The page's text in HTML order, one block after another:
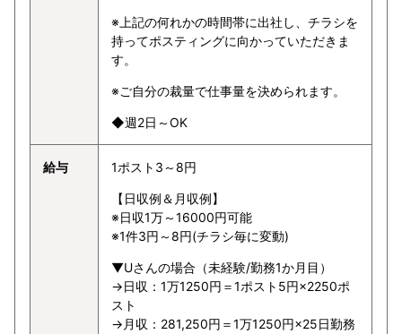
※上記の何れかの時間帯に出社し、チラシを
持ってポスティングに向かっていただきま
す。
※ご自分の裁量で仕事量を決められます。
◆週2日～OK
給与 1ポスト3～8円
【日収例＆月収例】
※日収1万～16000円可能
※1件3円～8円(チラシ毎に変動)
▼Uさんの場合（未経験/勤務1か月目）
→日収：1万1250円＝1ポスト5円×2250ポ
スト
→月収：281,250円＝1万1250円×25日勤務